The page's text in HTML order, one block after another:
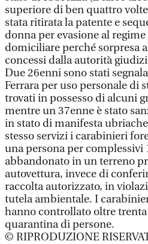
superiore di ben quattro
stata ritirata la patente e
donna per evasione al
domiciliare perché sorpresa
concessi dalla autorità
Due 26enni sono stati
Ferrara per uso personale di
trovati in possesso di alcuni
mentre un 37enne è stato
in stato di manifesta
stesso servizi i carabinieri
una persona per complessivi
abbandonato in un terreno
autovettura, invece di
raccolta autorizzato, in
tutela ambientale. I
hanno controllato oltre
quarantina di persone.
© RIPRODUZIONE